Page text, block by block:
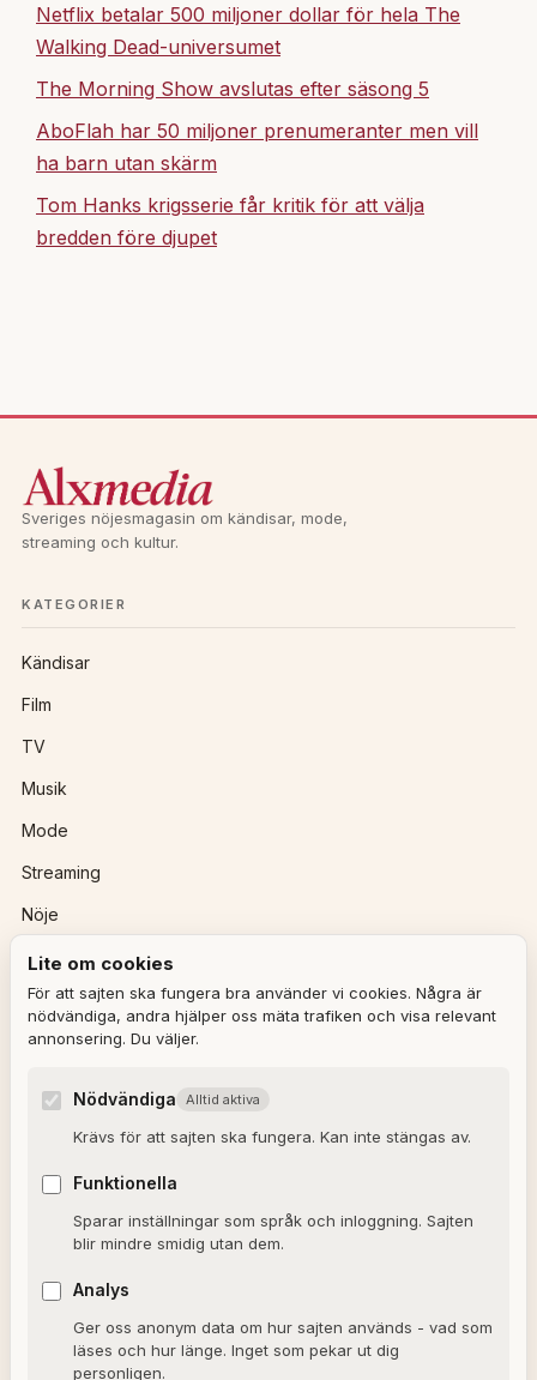
Netflix betalar 500 miljoner dollar för hela The
Walking Dead-universumet
The Morning Show avslutas efter säsong 5
AboFlah har 50 miljoner prenumeranter men vill
ha barn utan skärm
Tom Hanks krigsserie får kritik för att välja
bredden före djupet
Sveriges nöjesmagasin om kändisar, mode,
streaming och kultur.
KATEGORIER
Kändisar
Film
TV
Musik
Mode
Streaming
Nöje
Ulla Granqvist
Om Alxmedia
Kontakta oss
Lite om cookies
För att sajten ska fungera bra använder vi cookies. Några är
nödvändiga, andra hjälper oss mäta trafiken och visa relevant
annonsering. Du väljer.
Nödvändiga Alltid aktiva
Krävs för att sajten ska fungera. Kan inte stängas av.
Funktionella
Sparar inställningar som språk och inloggning. Sajten
blir mindre smidig utan dem.
Analys
Ger oss anonym data om hur sajten används - vad som
läses och hur länge. Inget som pekar ut dig
personligen.